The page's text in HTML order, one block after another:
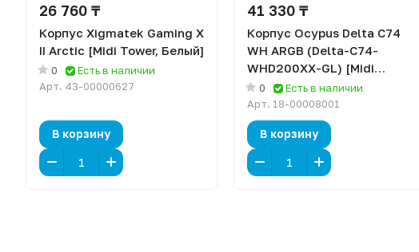
26 760 ₸
Корпус Xigmatek Gaming X
II Arctic [Midi Tower, Белый]
0
Есть в наличии
Арт. 43-00000627
В корзину
41 330 ₸
Корпус Ocypus Delta C74
WH ARGB (Delta-C74-
WHD200XX-GL) [Midi
Tower, 2 x 120 мм, белый]
0
Есть в наличии
Арт. 18-00008001
В корзину